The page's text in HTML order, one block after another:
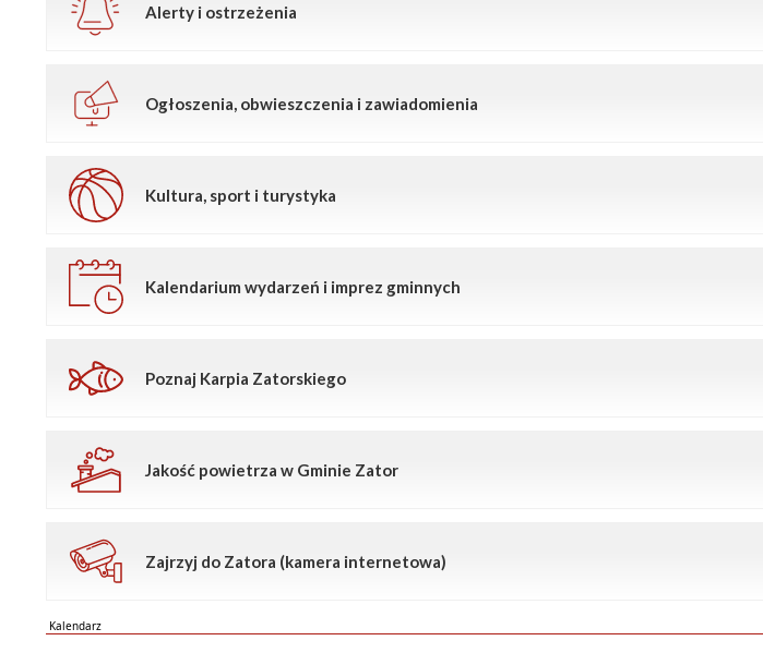
Alerty i ostrzeżenia
Ogłoszenia, obwieszczenia i zawiadomienia
Kultura, sport i turystyka
Kalendarium wydarzeń i imprez gminnych
Poznaj Karpia Zatorskiego
Jakość powietrza w Gminie Zator
Zajrzyj do Zatora (kamera internetowa)
Kalendarz